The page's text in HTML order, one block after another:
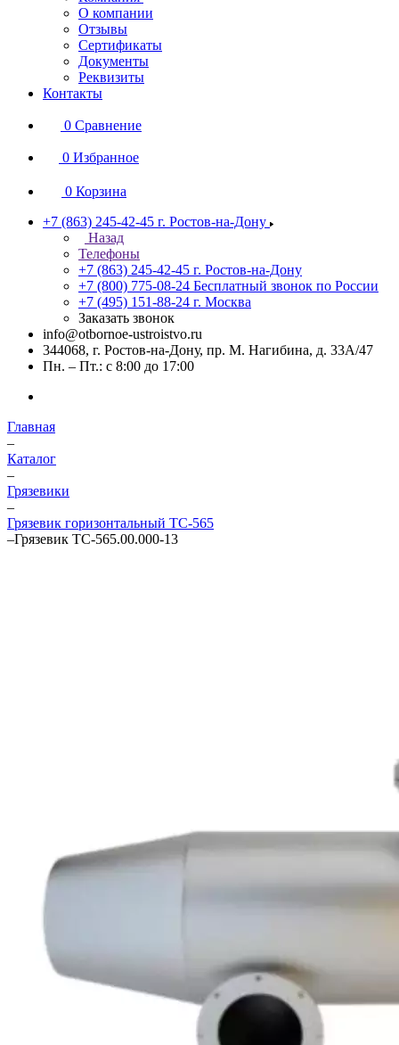
О компании
Отзывы
Сертификаты
Документы
Реквизиты
Контакты
0 Сравнение
0 Избранное
0 Корзина
+7 (863) 245-42-45 г. Ростов-на-Дону
Назад
Телефоны
+7 (863) 245-42-45 г. Ростов-на-Дону
+7 (800) 775-08-24 Бесплатный звонок по России
+7 (495) 151-88-24 г. Москва
Заказать звонок
info@otbornoe-ustroistvo.ru
344068, г. Ростов-на-Дону, пр. М. Нагибина, д. 33А/47
Пн. – Пт.: с 8:00 до 17:00
Главная
–
Каталог
–
Грязевики
–
Грязевик горизонтальный ТС-565
–Грязевик ТС-565.00.000-13